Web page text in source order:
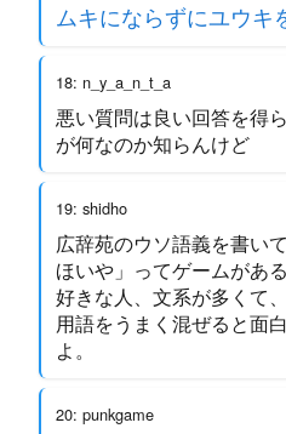
ムキにならずにユウキ
18: n_y_a_n_t_a
悪い質問は良い回答を得
が何なのか知らんけど
19: shidho
広辞苑のウソ語義を書い
ほいや」ってゲームがあ
好きな人、文系が多くて
用語をうまく混ぜると面
よ。
20: punkgame